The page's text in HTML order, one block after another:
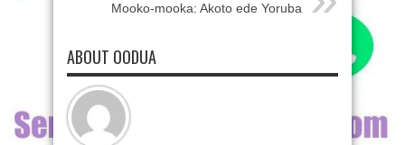
Mooko-mooka: Akoto ede Yoruba
ABOUT OODUA